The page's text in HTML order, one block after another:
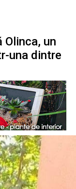
Olinca, un
una dintre